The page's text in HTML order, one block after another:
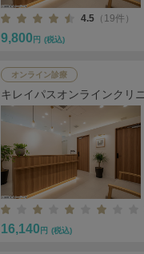
4.5 （19件）
9,800 円 (税込)
オンライン診療
キレイパスオンラインクリ
16,140 円 (税込)